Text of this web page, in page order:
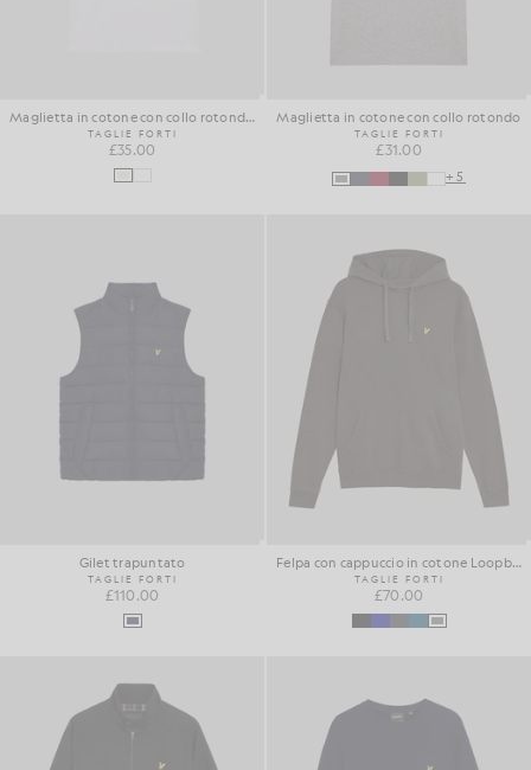
Maglietta in cotone con collo rotondo Ringer
TAGLIE FORTI
£35.00
Maglietta in cotone con collo rotondo
TAGLIE FORTI
£31.00
+5
Gilet trapuntato
TAGLIE FORTI
£110.00
Felpa con cappuccio in cotone Loopback
TAGLIE FORTI
£70.00